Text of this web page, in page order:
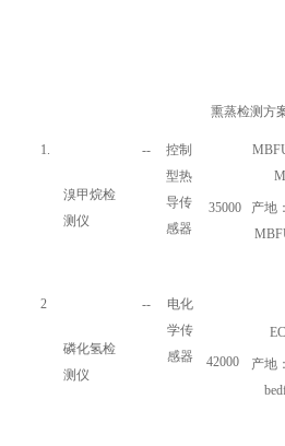
熏蒸检测方
1.
溴甲烷检
测仪
--
控制
型热
导传
感器
35000
产地
2
磷化氢检
测仪
--
电化
学传
感器
42000 产地